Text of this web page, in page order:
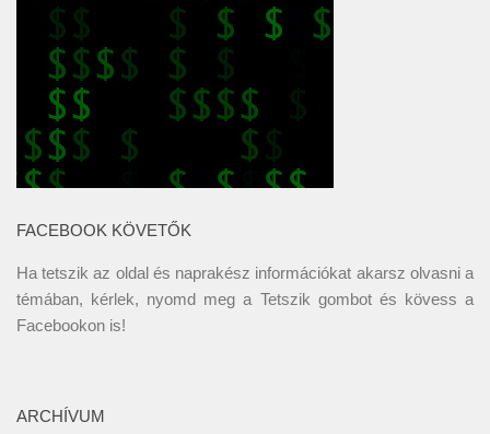
FACEBOOK KÖVETŐK
Ha tetszik az oldal és naprakész információkat akarsz olvasni a
témában, kérlek, nyomd meg a Tetszik gombot és kövess a
Facebookon is!
ARCHÍVUM